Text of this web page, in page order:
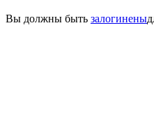
Вы должны быть залогинены